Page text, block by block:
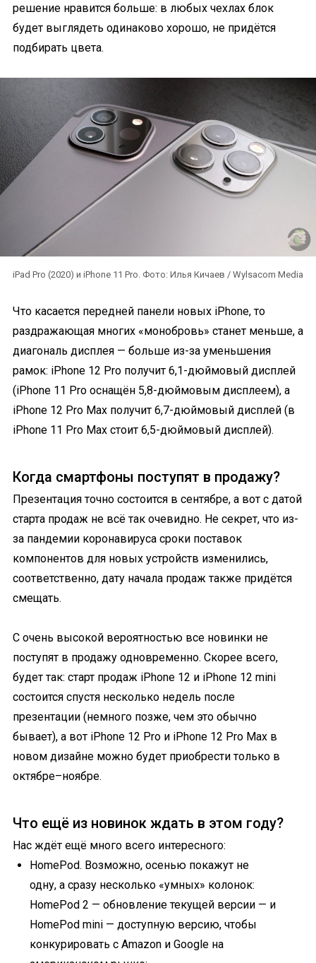
решение нравится больше: в любых чехлах блок
будет выглядеть одинаково хорошо, не придётся
подбирать цвета.
iPad Pro (2020) и iPhone 11 Pro. Фото: Илья Кичаев / Wylsacom Media
Что касается передней панели новых iPhone, то
раздражающая многих «монобровь» станет меньше, а
диагональ дисплея — больше из-за уменьшения
рамок: iPhone 12 Pro получит 6,1-дюймовый дисплей
(iPhone 11 Pro оснащён 5,8-дюймовым дисплеем), а
iPhone 12 Pro Max получит 6,7-дюймовый дисплей (в
iPhone 11 Pro Max стоит 6,5-дюймовый дисплей).
Когда смартфоны поступят в продажу?
Презентация точно состоится в сентябре, а вот с датой
старта продаж не всё так очевидно. Не секрет, что из-
за пандемии коронавируса сроки поставок
компонентов для новых устройств изменились,
соответственно, дату начала продаж также придётся
смещать.
С очень высокой вероятностью все новинки не
поступят в продажу одновременно. Скорее всего,
будет так: старт продаж iPhone 12 и iPhone 12 mini
состоится спустя несколько недель после
презентации (немного позже, чем это обычно
бывает), а вот iPhone 12 Pro и iPhone 12 Pro Max в
новом дизайне можно будет приобрести только в
октябре–ноябре.
Что ещё из новинок ждать в этом году?
Нас ждёт ещё много всего интересного:
HomePod. Возможно, осенью покажут не
одну, а сразу несколько «умных» колонок:
HomePod 2 — обновление текущей версии — и
HomePod mini — доступную версию, чтобы
конкурировать с Amazon и Google на